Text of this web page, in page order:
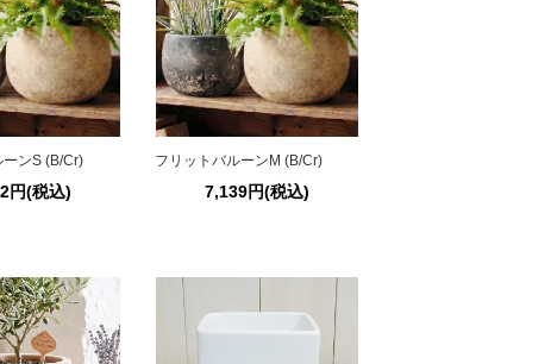
ンS (B/Cr)
円(税込)
フリットバルーンM (B/Cr)
7,139円(税込)